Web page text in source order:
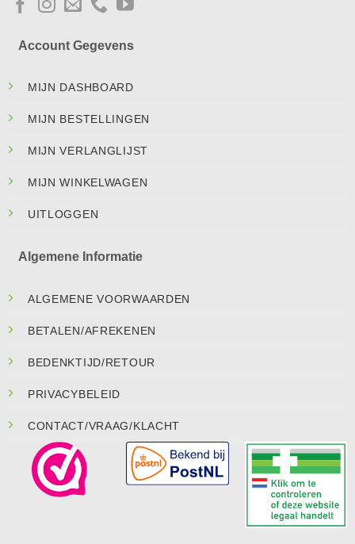
Account Gegevens
MIJN DASHBOARD
MIJN BESTELLINGEN
MIJN VERLANGLIJST
MIJN WINKELWAGEN
UITLOGGEN
Algemene Informatie
ALGEMENE VOORWAARDEN
BETALEN/AFREKENEN
BEDENKTIJD/RETOUR
PRIVACYBELEID
CONTACT/VRAAG/KLACHT